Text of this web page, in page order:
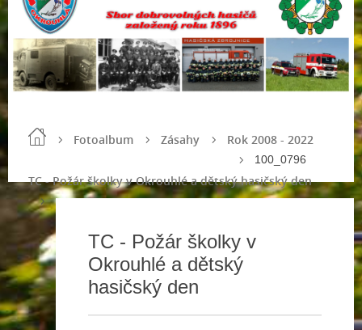
Fotoalbum Zásahy Rok 2008 - 2022
TC - Požár školky v Okrouhlé a dětský hasičský den
100_0796
TC - Požár školky v
Okrouhlé a dětský
hasičský den